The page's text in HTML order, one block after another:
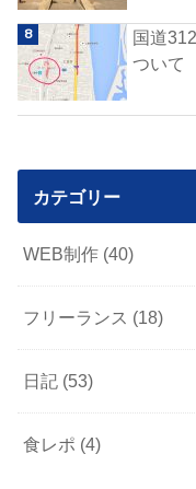
国道
ついて
カテゴリー
WEB制作 (40)
フリーランス (18)
日記 (53)
食レポ (4)